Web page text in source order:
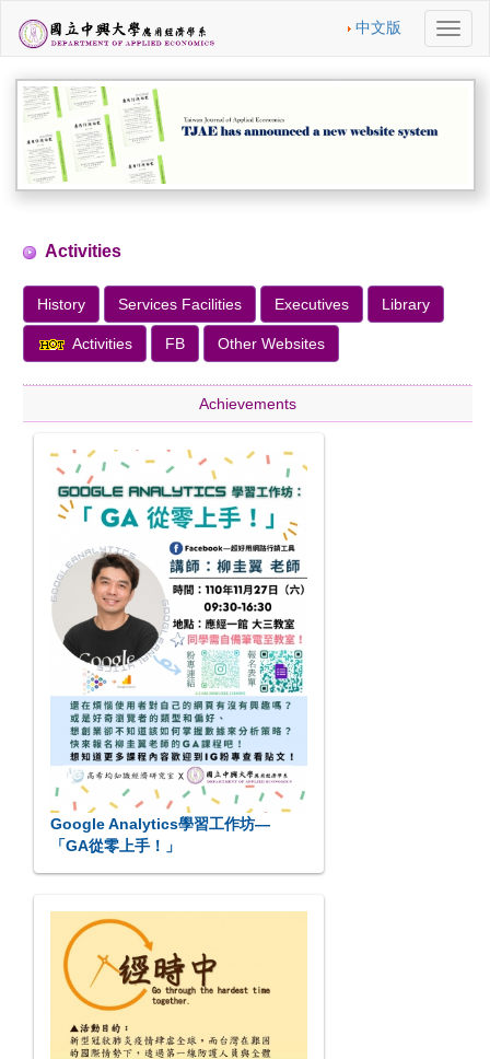
中文版
切
換
Activities
History Services Facilities Executives Library
Activities FB Other Websites
Achievements
Google Analytics學習工作坊—
「GA從零上手！」